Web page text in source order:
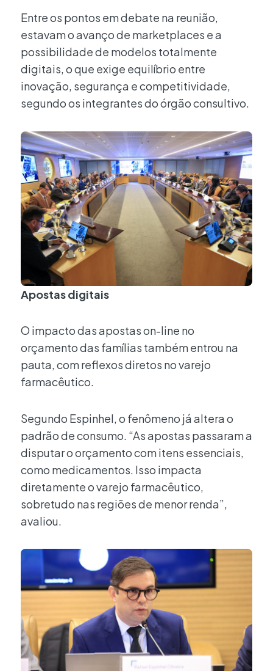
Entre os pontos em debate na reunião,
estavam o avanço de marketplaces e a
possibilidade de modelos totalmente
digitais, o que exige equilíbrio entre
inovação, segurança e competitividade,
segundo os integrantes do órgão consultivo.
Apostas digitais
O impacto das apostas on-line no
orçamento das famílias também entrou na
pauta, com reflexos diretos no varejo
farmacêutico.
Segundo Espinhel, o fenômeno já altera o
padrão de consumo. “As apostas passaram a
disputar o orçamento com itens essenciais,
como medicamentos. Isso impacta
diretamente o varejo farmacêutico,
sobretudo nas regiões de menor renda”,
avaliou.